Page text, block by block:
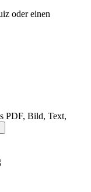
oder einen
PDF, Bild, Text,